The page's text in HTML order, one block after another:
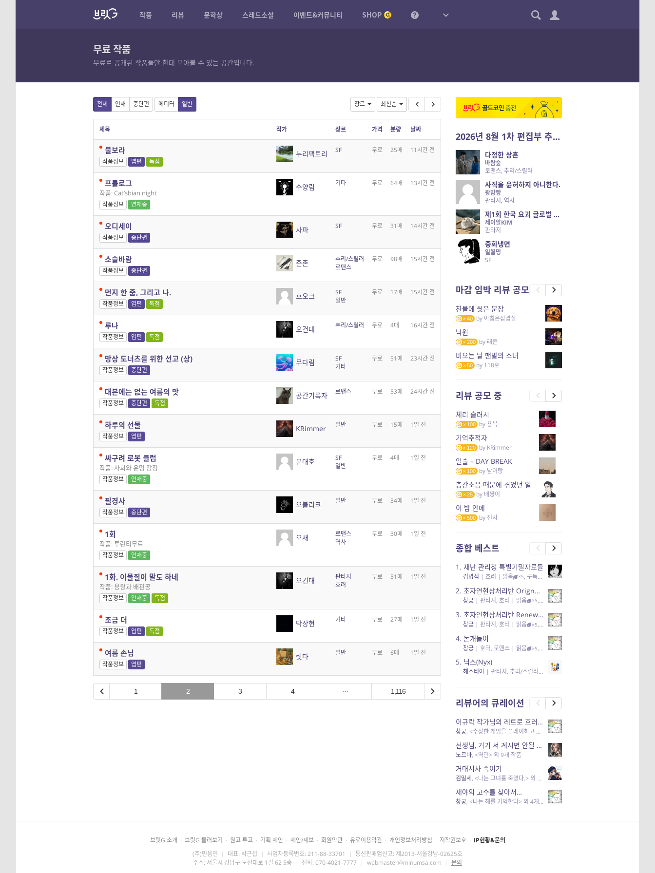
작품 리뷰 문학상 스레드소설 이벤트&커뮤니티 SHOP
무료 작품
무료로 공개된 작품들만 한데 모아볼 수 있는 공간입니다.
장르 최신순
전체 연재 중단편 에디터 일반
제목 작가 장르 가격 분량 날짜
물보라
작품정보 엽편 독점
누리팩토리 SF 무료 25매 11시간 전
프롤로그
작품: Cat’sbian night
작품정보 연재중
수양림 기타 무료 64매 13시간 전
오디세이
작품정보 중단편
사파 SF 무료 31매 14시간 전
소슬바람
작품정보 중단편
존존
추리/스릴러
로맨스
무료 98매 15시간 전
먼지 한 줌, 그리고 나.
작품정보 엽편 독점
호오크
SF
일반
무료 17매 15시간 전
루나
작품정보 엽편 독점
오건대 추리/스릴러 무료 4매 16시간 전
망상 도너츠를 위한 선고 (상)
작품정보 중단편
무다림
SF
기타
무료 51매 23시간 전
대본에는 없는 여름의 맛
작품정보 중단편 독점
공간기록자 로맨스 무료 53매 24시간 전
하루의 선물
작품정보 엽편
KRimmer 일반 무료 15매 1일 전
싸구려 로봇 클럽
작품: 사회와 운명 감정
작품정보 연재중
문대호
SF
일반
무료 4매 1일 전
필경사
작품정보 중단편
오블리크 일반 무료 34매 1일 전
1회
작품: 투란티무르
작품정보 연재중
오새
로맨스
역사
무료 30매 1일 전
1화. 이물질이 말도 하네
작품: 용왕과 배관공
작품정보 연재중 독점
오건대
판타지
호러
무료 51매 1일 전
조금 더
작품정보 엽편 독점
박상현 기타 무료 27매 1일 전
여름 손님
작품정보 엽편
릿다 일반 무료 6매 1일 전
1 2 3 4 1,116
2026년 8월 1차 편집부 추천작
다정한 상흔
바람숲
로맨스, 추리/스릴러
사직을 윤허하지 아니한다.
왕밤빵
판타지, 역사
제1회 한국 요괴 글로벌 진출 공개 오디션 시즌 2 — 나는 요괴다
제이알KIM
판타지
중화냉면
일월명
SF
마감 임박 리뷰 공모
찬물에 씻은 문장
40 by 아침은삼겹살
낙원
200 by 래온
비오는 날 맨발의 소녀
50 by 118호
리뷰 공모 중
체리 슬러시
100 by용복
기억추적자
120 by KRimmer
일출 – DAY BREAK
100 by 남이랑
층간소음 때문에 겪었던 일
25 by 배짱이
이 밤 안에
500 by 진샤
종합 베스트
1. 재난 관리청 특별기밀자료들
김병식 | 호러 | 읽음 ×5, 구독 , 응원95, 리뷰3
2. 초자연현상처리반 Orignal + True Ending
창궁 | 판타지, 호러 | 읽음 ×5, 구독 , 응원6
3. 초자연현상처리반 Renewal
창궁 | 판타지, 호러 | 읽음 ×5, 구독 , 응원82, 리뷰4
4. 논개놀이
창궁 | 호러, 로맨스 | 읽음 ×5, 공감11, 응원25
5. 닉스(Nyx)
헤스티아 | 판타지, 추리/스릴러| 읽음
리뷰어의 큐레이션
이규락 작가님의 레트로 호러 리뷰
창궁, <수상한 게임을 플레이하고 있어> 외 3개 작품
선생님, 거기 서 계시면 안될 것 같은데요-역할 클리셰를 비튼 작품들
노르바, <역린> 외 9개 작품
거대서사 죽이기
김밀세, <나는 그녀를 죽였다.> 외 1개 작품
재야의 고수를 찾아서…
창궁, <나는 해를 기억한다> 외 4개 작품
브릿G 소개 · 브릿G 둘러보기 · 원고 투고 · 기획 제안 · 제안/제보 · 회원약관 · 유료이용약관 · 개인정보처리방침 · 저작권보호 · IP현황&문의
(주)민음인 | 대표: 박근섭 | 사업자등록번호: 211-88-33701 | 통신판매업신고: 제2013-서울강남-02625호
주소: 서울시 강남구 도산대로 1길 62 5층 | 전화: 070-4021-7777 | webmaster@minumsa.com | 문의